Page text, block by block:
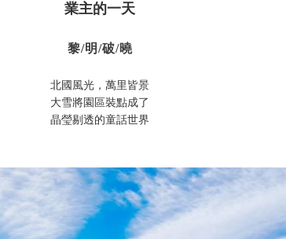
業主的一天
黎/明/破/曉
北國風光，萬里皆景
大雪將園區裝點成了
晶瑩剔透的童話世界